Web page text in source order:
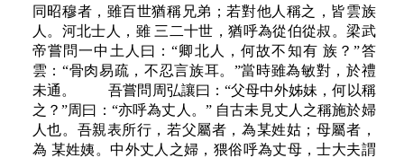
同昭穆者，雖百世猶稱兄弟；若對他人稱之，皆雲族
人。河北士人，雖 三二十世，猶呼為從伯從叔。梁武
帝嘗問一中土人曰：“卿北人，何故不知有 族？”答
雲：“骨肉易疏，不忍言族耳。”當時雖為敏對，於禮
未通。 吾嘗問周弘讓曰：“父母中外姊妹，何以稱
之？”周曰：“亦呼為丈人。” 自古未見丈人之稱施於婦
人也。吾親表所行，若父屬者，為某姓姑；母屬者，
為 某姓姨。中外丈人之婦，猥俗呼為丈母，士大夫謂